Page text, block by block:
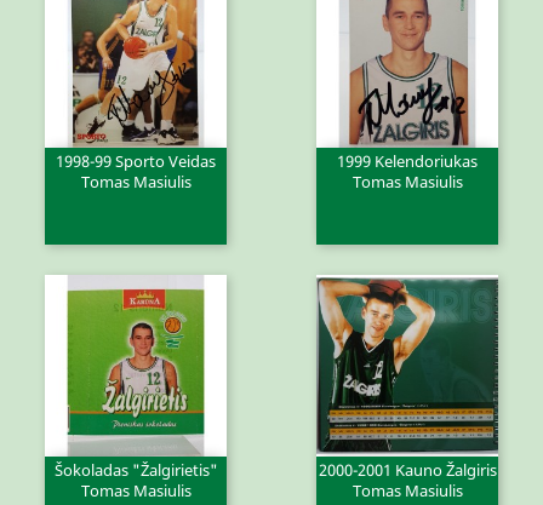
1998-99 Sporto Veidas
Tomas Masiulis
1999 Kelendoriukas
Tomas Masiulis
Šokoladas "Žalgirietis"
Tomas Masiulis
2000-2001 Kauno Žalgiris
Tomas Masiulis